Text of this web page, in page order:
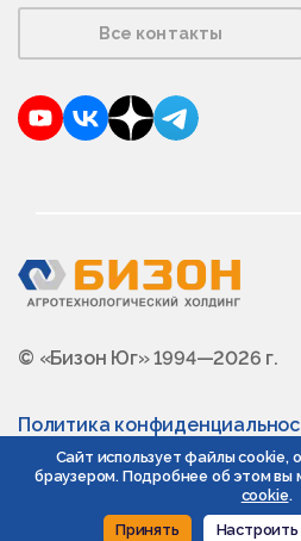
Все контакты
YouTubeVKontakte
DzenTelegram
© «Бизон Юг» 1994—2026 г.
Политика
Сайт использует файлы
браузером. Подробнее об этом вы
cookie.
Принять
Настроить